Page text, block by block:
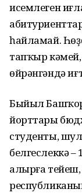
исемлеген
һайламай.
тапҡыр
өйрәнгәндә
Быйыл
йорттары
студенты, шул
белгеслеккә
алырға